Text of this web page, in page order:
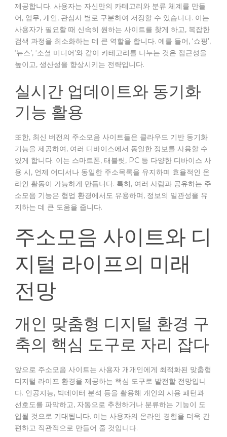
제공합니다. 사용자는 자신만의 카테고리와 분류 체계를 만들
어, 업무, 개인, 관심사 별로 구분하여 저장할 수 있습니다. 이는
사용자가 필요할 때 신속히 원하는 사이트를 찾게 하고, 복잡한
검색 과정을 최소화하는 데 큰 역할을 합니다. 예를 들어, ‘쇼핑’,
‘뉴스’, ‘소셜 미디어’와 같이 카테고리를 나누는 것은 접근성을
높이고, 생산성을 향상시키는 전략입니다.
실시간 업데이트와 동기화
기능 활용
또한, 최신 버전의 주소모음 사이트들은 클라우드 기반 동기화
기능을 제공하여, 여러 디바이스에서 동일한 정보를 사용할 수
있게 합니다. 이는 스마트폰, 태블릿, PC 등 다양한 디바이스 사
용 시, 언제 어디서나 동일한 주소목록을 유지하며 효율적인 온
라인 활동이 가능하게 만듭니다. 특히, 여러 사람과 공유하는 주
소모음 기능은 협업 환경에서도 유용하며, 정보의 일관성을 유
지하는 데 큰 도움을 줍니다.
주소모음 사이트와 디
지털 라이프의 미래
전망
개인 맞춤형 디지털 환경 구
축의 핵심 도구로 자리 잡다
앞으로 주소모음 사이트는 사용자 개개인에게 최적화된 맞춤형
디지털 라이프 환경을 제공하는 핵심 도구로 발전할 전망입니
다. 인공지능, 빅데이터 분석 등을 활용해 개인의 사용 패턴과
선호도를 파악하고, 자동으로 추천하거나 분류하는 기능이 도
입될 것으로 기대됩니다. 이는 사용자의 온라인 경험을 더욱 간
편하고 직관적으로 만들어 줄 것입니다.